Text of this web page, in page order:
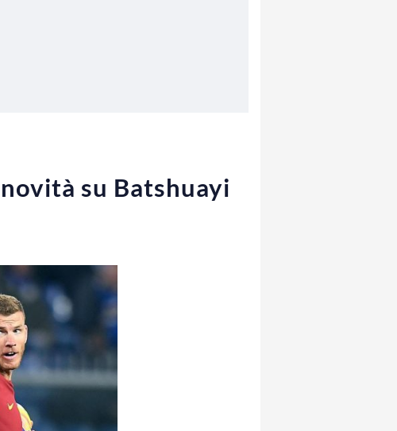
su Batshuayi